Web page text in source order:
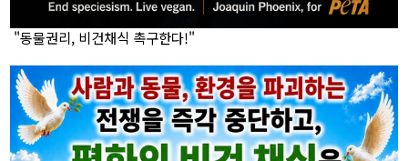
"동물권리, 비건채식 촉구한다!"